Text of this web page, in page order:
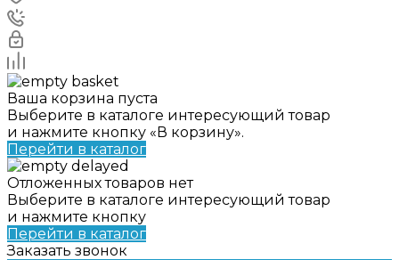
Ваша корзина пуста
Выберите в каталоге интересующий товар
и нажмите кнопку «В корзину».
Перейти в каталог
Отложенных товаров нет
Выберите в каталоге интересующий товар
и нажмите кнопку
Перейти в каталог
Заказать звонок